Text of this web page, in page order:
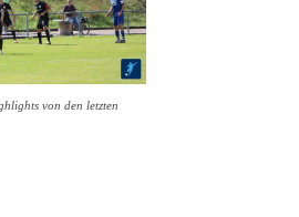
von den letzten